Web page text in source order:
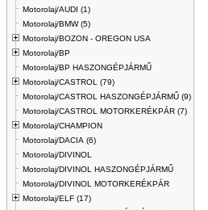
Motorolaj/AUDI (1)
Motorolaj/BMW (5)
Motorolaj/BOZON - OREGON USA
Motorolaj/BP
Motorolaj/BP HASZONGÉPJÁRMŰ
Motorolaj/CASTROL (79)
Motorolaj/CASTROL HASZONGÉPJÁRMŰ (9)
Motorolaj/CASTROL MOTORKERÉKPÁR (7)
Motorolaj/CHAMPION
Motorolaj/DACIA (6)
Motorolaj/DIVINOL
Motorolaj/DIVINOL HASZONGÉPJÁRMŰ
Motorolaj/DIVINOL MOTORKERÉKPÁR
Motorolaj/ELF (17)